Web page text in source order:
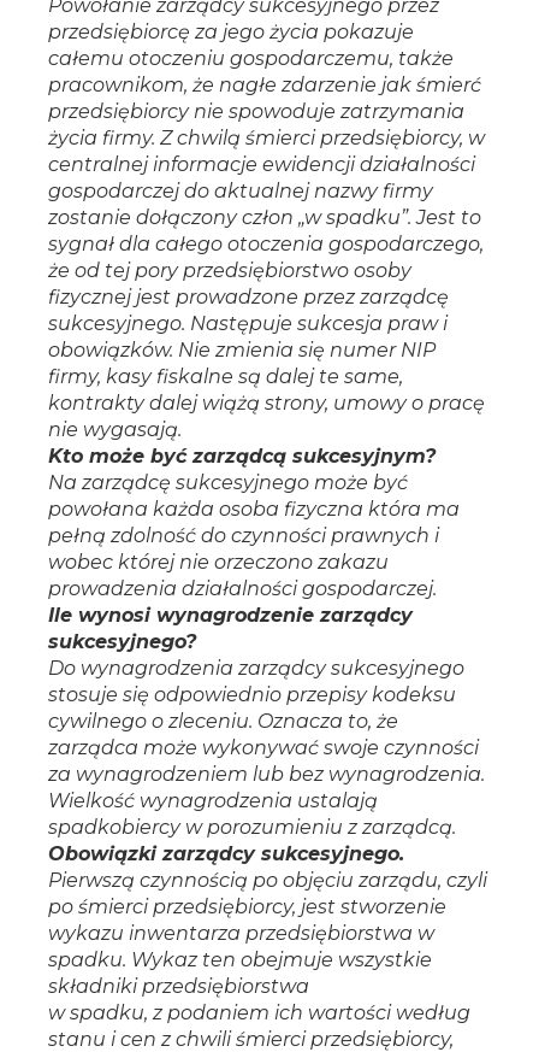
Powołanie zarządcy sukcesyjnego przez
przedsiębiorcę za jego życia pokazuje
całemu otoczeniu gospodarczemu, także
pracownikom, że nagłe zdarzenie jak śmierć
przedsiębiorcy nie spowoduje zatrzymania
życia firmy. Z chwilą śmierci przedsiębiorcy, w
centralnej informacje ewidencji działalności
gospodarczej do aktualnej nazwy firmy
zostanie dołączony człon „w spadku”. Jest to
sygnał dla całego otoczenia gospodarczego,
że od tej pory przedsiębiorstwo osoby
fizycznej jest prowadzone przez zarządcę
sukcesyjnego. Następuje sukcesja praw i
obowiązków. Nie zmienia się numer NIP
firmy, kasy fiskalne są dalej te same,
kontrakty dalej wiążą strony, umowy o pracę
nie wygasają.
Kto może być zarządcą sukcesyjnym?
Na zarządcę sukcesyjnego może być
powołana każda osoba fizyczna która ma
pełną zdolność do czynności prawnych i
wobec której nie orzeczono zakazu
prowadzenia działalności gospodarczej.
Ile wynosi wynagrodzenie zarządcy
sukcesyjnego?
Do wynagrodzenia zarządcy sukcesyjnego
stosuje się odpowiednio przepisy kodeksu
cywilnego o zleceniu. Oznacza to, że
zarządca może wykonywać swoje czynności
za wynagrodzeniem lub bez wynagrodzenia.
Wielkość wynagrodzenia ustalają
spadkobiercy w porozumieniu z zarządcą.
Obowiązki zarządcy sukcesyjnego.
Pierwszą czynnością po objęciu zarządu, czyli
po śmierci przedsiębiorcy, jest stworzenie
wykazu inwentarza przedsiębiorstwa w
spadku. Wykaz ten obejmuje wszystkie
składniki przedsiębiorstwa
w spadku, z podaniem ich wartości według
stanu i cen z chwili śmierci przedsiębiorcy,